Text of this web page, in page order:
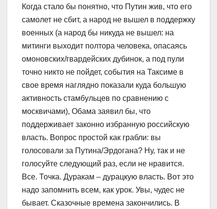
Когда стало бы понятно, что Путин жив, что его
самолет не сбит, а народ не вышел в поддержку
военных (а народ бы никуда не вышел: на
митинги выходит полтора человека, опасаясь
омоновских/гвардейских дубинок, а под пули
точно никто не пойдет, события на Таксиме в
свое время наглядно показали куда большую
активность стамбульцев по сравнению с
москвичами), Обама заявил бы, что
поддерживает законно избранную российскую
власть. Вопрос простой как грабли: вы
голосовали за Путина/Эрдогана? Ну, так и не
голосуйте следующий раз, если не нравится.
Все. Точка. Дуракам – дурацкую власть. Вот это
надо запомнить всем, как урок. Увы, чудес не
бывает. Сказочные времена закончились. В